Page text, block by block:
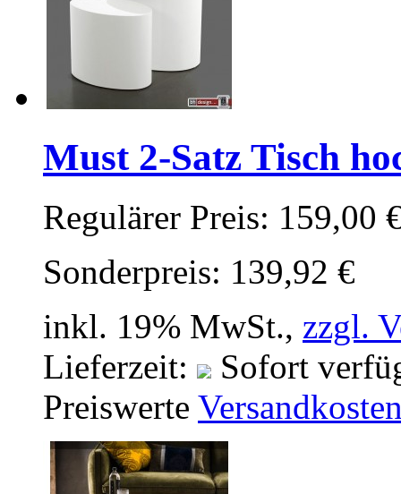
Must 2-Satz Tisch
Regulärer Preis: 159,00
Sonderpreis: 139,92 €
inkl. 19% MwSt., zzgl.
Lieferzeit:
Sofort
Preiswerte